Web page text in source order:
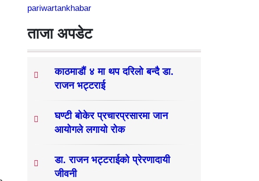
pariwartankhabar
ताजा अपडेट
काठमाडौं ४ मा थप दरिलो बन्दै डा.
राजन भट्टराई
घण्टी बोकेर प्रचारप्रसारमा जान
आयोगले लगायो रोक
डा. राजन भट्टराईको प्रेरणादायी
जीवनी